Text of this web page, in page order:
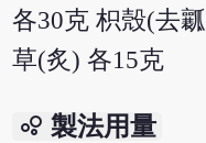
各30克 枳殼(去
草(炙) 各15克
bubble_chart 製法用量